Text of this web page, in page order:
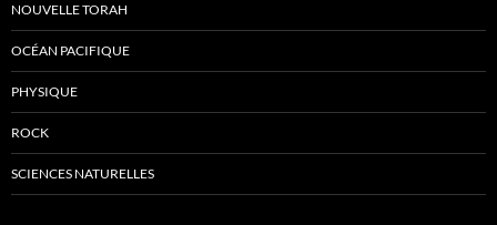
NOUVELLE TORAH
OCÉAN PACIFIQUE
PHYSIQUE
ROCK
SCIENCES NATURELLES